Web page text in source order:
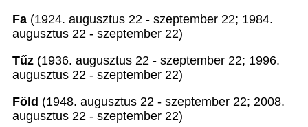
Fa (1924. augusztus 22 - szeptember 22; 1984.
augusztus 22 - szeptember 22)
Tűz (1936. augusztus 22 - szeptember 22; 1996.
augusztus 22 - szeptember 22)
Föld (1948. augusztus 22 - szeptember 22; 2008.
augusztus 22 - szeptember 22)